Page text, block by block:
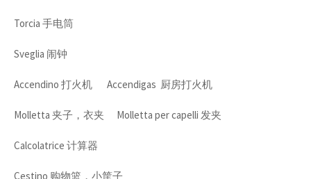
Torcia 手电筒
Sveglia 闹钟
Accendino 打火机 Accendigas 厨房打火机
Molletta 夹子，衣夹 Molletta per capelli 发夹
Calcolatrice 计算器
Cestino 购物篮，小筐子